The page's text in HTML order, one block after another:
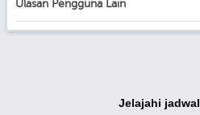
Ulasan Pengguna Lain
Jelajahi